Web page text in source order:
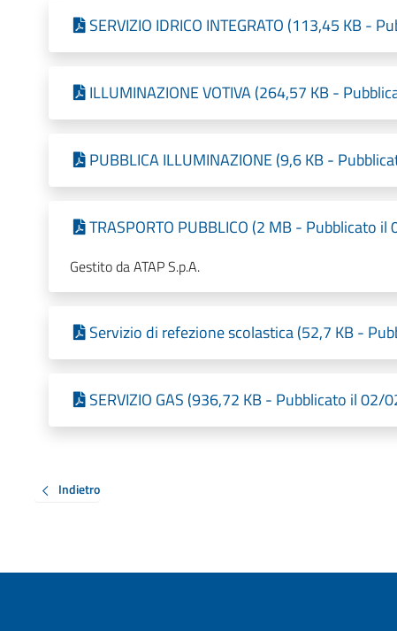
SERVIZIO IDRICO INTEGRATO (113,45 KB -
ILLUMINAZIONE VOTIVA (264,57 KB -
PUBBLICA ILLUMINAZIONE (9,6 KB -
TRASPORTO PUBBLICO (2 MB - Pubblicato
Gestito da ATAP S.p.A.
Servizio di refezione scolastica (52,7 KB -
SERVIZIO GAS (936,72 KB - Pubblicato il 02/
Indietro